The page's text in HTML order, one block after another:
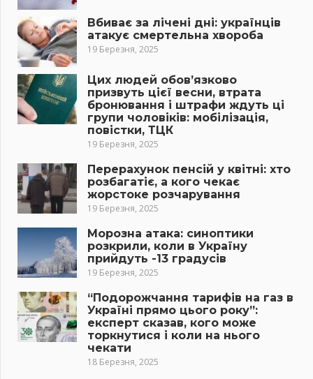
Вбиває за лічені дні: українців
атакує смертельна хвороба
19 Березня, 2025
Цих людей обов’язково
призвуть цієї весни, втрата
бронювання і штрафи ждуть ці
групи чоловіків: мобілізація,
повістки, ТЦК
19 Березня, 2025
Перерахунок пенсій у квітні: хто
розбагатіє, а кого чекає
жорстоке розчарування
19 Березня, 2025
Морозна атака: синоптики
розкрили, коли в Україну
прийдуть -13 градусів
19 Березня, 2025
“Подорожчання тарифів на газ в
Україні прямо цього року”:
експерт сказав, кого може
торкнутися і коли на нього
чекати
18 Березня, 2025